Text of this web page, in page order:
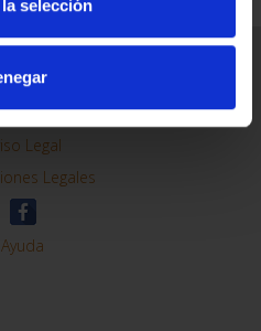
selección
(FAQs)
Legal
Legales
Ayuda